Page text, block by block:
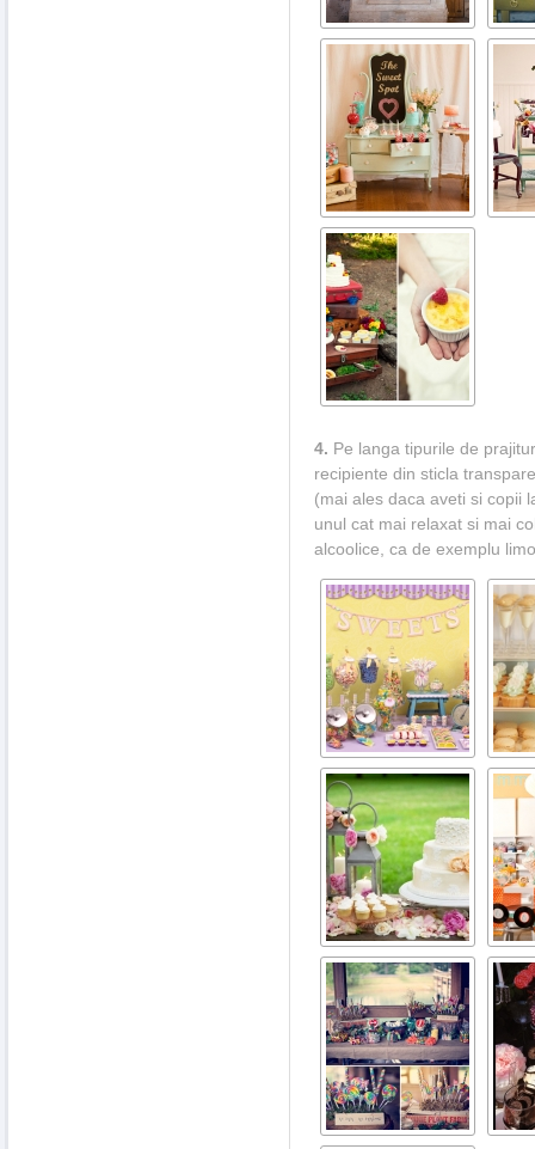
4. Pe langa tipurile de
recipiente din sticla
(mai ales daca aveti si copii
unul cat mai relaxat si mai
alcoolice, ca de exemplu